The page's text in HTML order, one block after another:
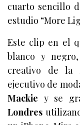
cuarto sencillo
estudio “More
Este clip en el
blanco y
creativo de la
ejecutivo de
Mackie y se
Londres